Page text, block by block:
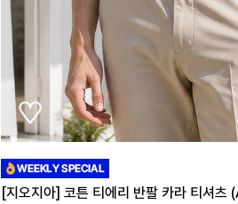
[지오지아] 코튼 티에리 반팔 카라 티셔